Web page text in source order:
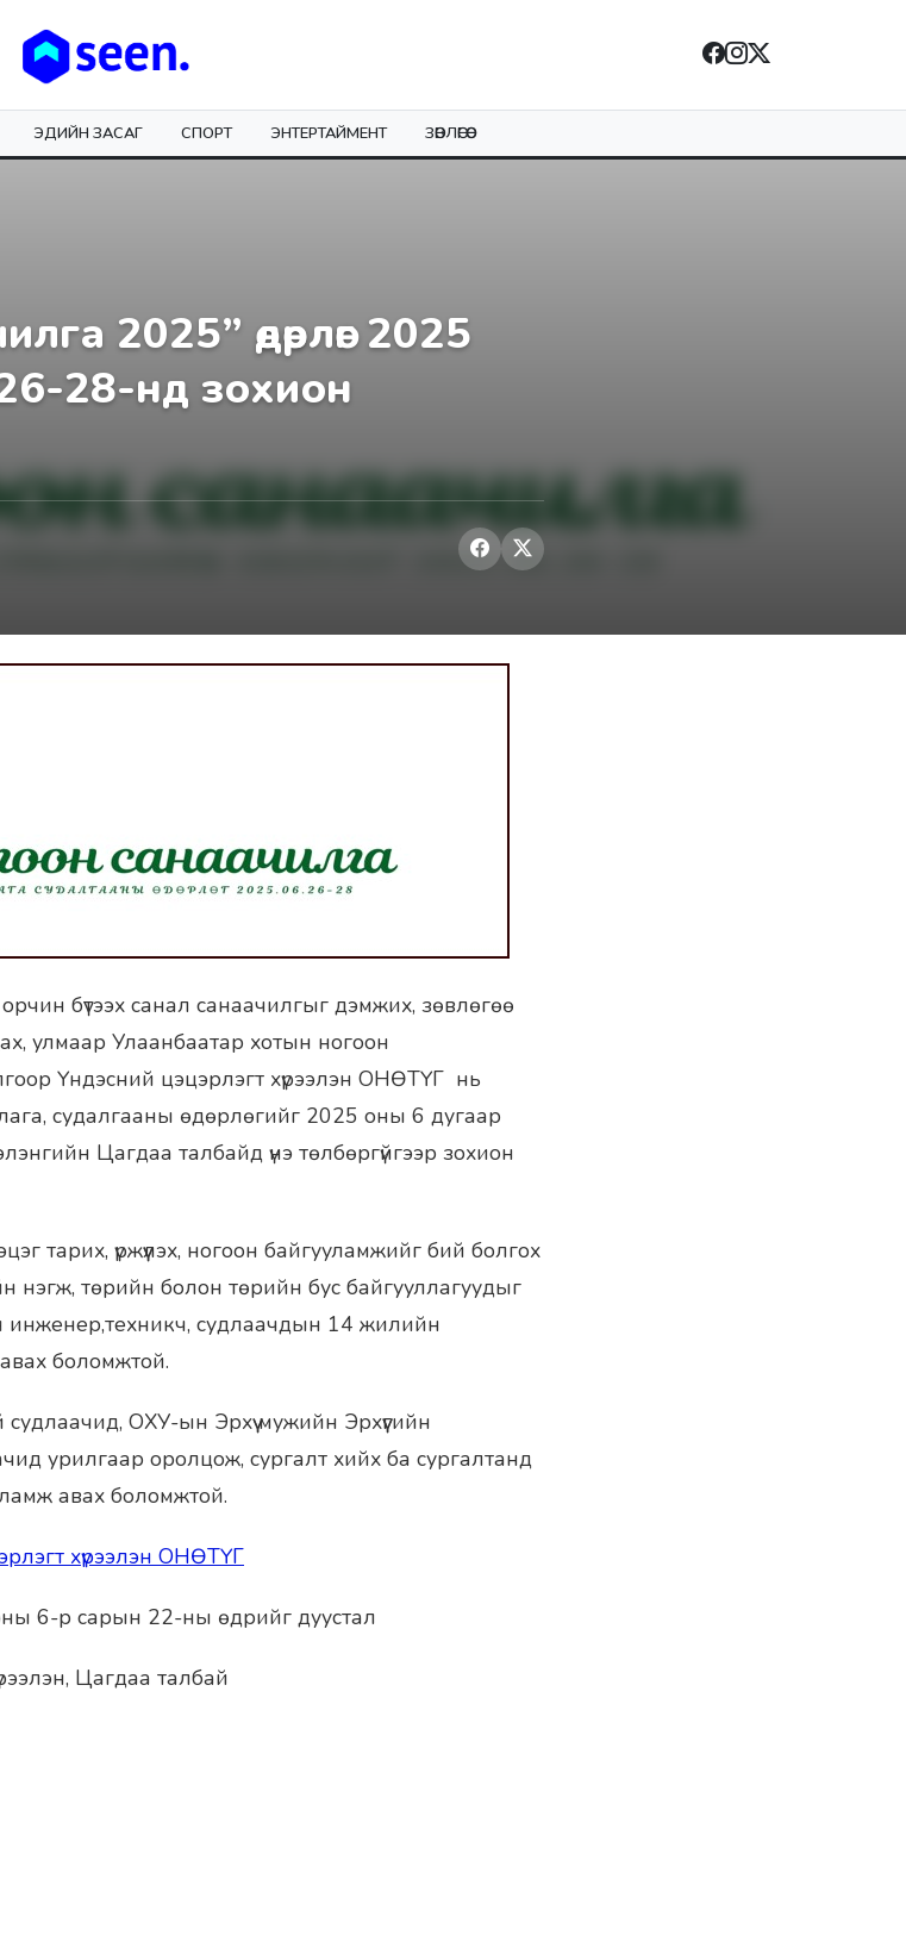
ЭДИЙН ЗАСАГ СПОРТ ЭНТЕРТАЙМЕНТ ЗӨВЛӨГӨӨ
2025” өдөрлөг 2025
28-нд зохион
бүтээх санал санаачилгыг дэмжих, зөвлөгөө
улмаар Улаанбаатар хотын ногоон
Үндэсний цэцэрлэгт хүрээлэн ОНӨТҮГ нь
судалгааны өдөрлөгийг 2025 оны 6 дугаар
Цагдаа талбайд үнэ төлбөргүйгээр зохион
тарих, үржүүлэх, ногоон байгууламжийг бий болгох
нэгж, төрийн болон төрийн бус байгууллагуудыг
инженер,техникч, судлаачдын 14 жилийн
боломжтой.
ОХУ-ын Эрхүү мужийн Эрхүүгийн
урилгаар оролцож, сургалт хийх ба сургалтанд
авах боломжтой.
хүрээлэн ОНӨТҮГ
6-р сарын 22-ны өдрийг дуустал
Цагдаа талбай